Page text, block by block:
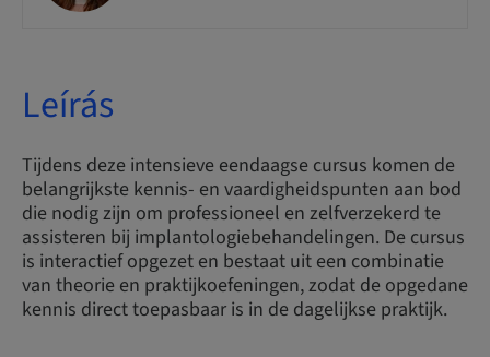
Leírás
Tijdens deze intensieve eendaagse cursus komen de
belangrijkste kennis- en vaardigheidspunten aan bod
die nodig zijn om professioneel en zelfverzekerd te
assisteren bij implantologiebehandelingen. De cursus
is interactief opgezet en bestaat uit een combinatie
van theorie en praktijkoefeningen, zodat de opgedane
kennis direct toepasbaar is in de dagelijkse praktijk.